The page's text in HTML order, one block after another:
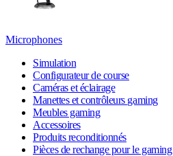
Microphones
Simulation
Configurateur de course
Caméras et éclairage
Manettes et contrôleurs gaming
Meubles gaming
Accessoires
Produits reconditionnés
Pièces de rechange pour le gaming